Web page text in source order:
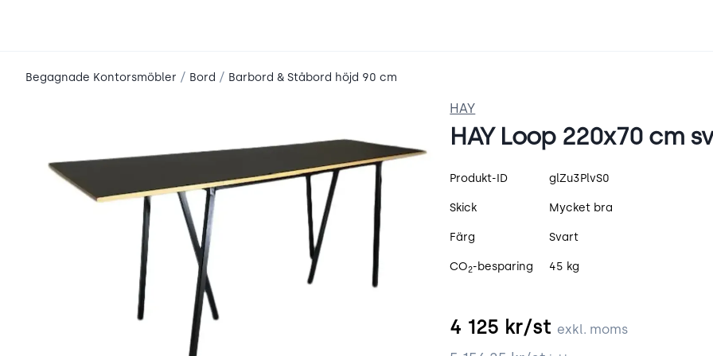
Begagnade Kontorsmöbler / Bord / Barbord & Ståbord höjd 90 cm
HAY
HAY Loop 220x70 cm
Produktspecifikation
Produkt-ID glZu3PlvS0
Skick Mycket bra
Färg Svart
CO2-besparing 45 kg
4 125 kr/st exkl. moms